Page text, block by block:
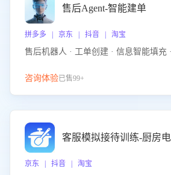
售后Agent-智能建单
拼多多 | 京东 | 抖音 | 淘宝
售后机器人 · 工单创建 · 信息智能填充
咨询体验已售99+
客服模拟接待训练-厨房
京东 | 抖音 | 淘宝